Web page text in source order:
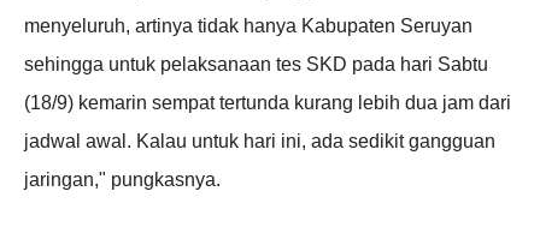
menyeluruh, artinya tidak hanya Kabupaten Seruyan
sehingga untuk pelaksanaan tes SKD pada hari Sabtu
(18/9) kemarin sempat tertunda kurang lebih dua jam dari
jadwal awal. Kalau untuk hari ini, ada sedikit gangguan
jaringan," pungkasnya.